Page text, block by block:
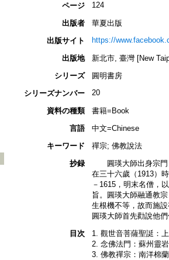
ページ 124
出版者
華夏出版
出版サイト
https://
出版地
新北市, 臺灣 [New
シリーズ
圓明書房
シリーズナンバー
20
資料の種類
書籍=Book
言語
中文=Chinese
キーワード
禪宗; 佛教說法
抄録
圓瑛大師出身宗門
在三十六歲（1913）
－1615，明末名僧，
旨。圓瑛大師融通教
生根機不等，故而施
圓瑛大師首先勸說他
目次
1. 觀世音菩薩聖誔：
2. 念佛法門：蘇州靈
3. 佛教禪宗：南洋棉